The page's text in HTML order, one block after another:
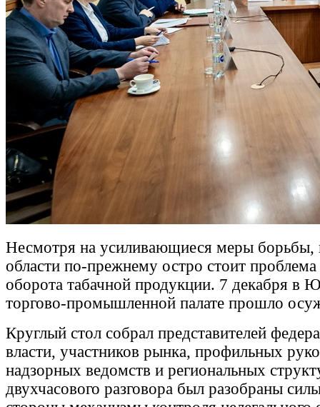
Несмотря на усиливающиеся меры борьбы,
области по-прежнему остро стоит проблема
оборота табачной продукции. 7 декабря в
торгово-промышленной палате прошло
Круглый стол собрал представителей
власти, участников рынка, профильных
надзорных ведомств и региональных
двухчасового разговора был разобраны